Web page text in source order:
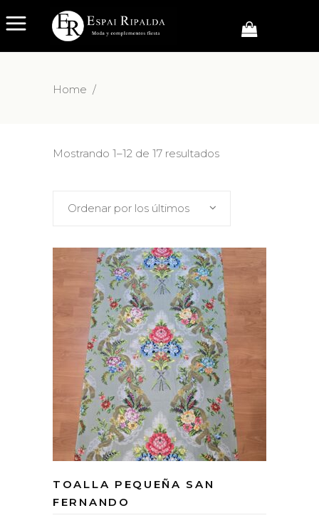
Home /
Mostrando 1–12 de 17 resultados
Ordenar por los últimos
TOALLA PEQUEÑA SAN
FERNANDO